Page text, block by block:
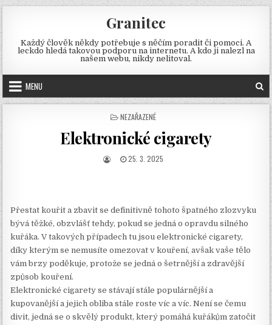
Skip
to
content
Granitec
Každý člověk někdy potřebuje s něčím poradit či pomoci. A
leckdo hledá takovou podporu na internetu. A kdo ji nalezl na
našem webu, nikdy nelitoval.
MENU
POSTED
NEZAŘAZENÉ
Elektronické cigarety
AUTHOR:PUBLISHED
25. 3. 2025
Přestat kouřit a zbavit se definitivně tohoto špatného zlozvyku
bývá těžké, obzvlášť tehdy, pokud se jedná o opravdu silného
kuřáka. V takových případech tu jsou elektronické cigarety,
díky kterým se nemusíte omezovat v kouření, avšak vaše tělo
vám brzy poděkuje, protože se jedná o šetrnější a zdravější
způsob kouření.
Elektronické cigarety se stávají stále populárnější a
kupovanější a jejich obliba stále roste víc a víc. Není se čemu
divit, jedná se o skvělý produkt, který pomáhá kuřákům zatočit